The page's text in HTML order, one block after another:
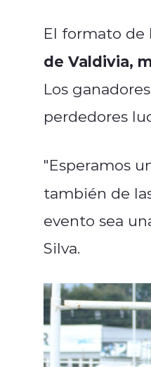
El formato de
de Valdivia,
Los
perdedores
"Esperamos
también de
evento sea
Silva.